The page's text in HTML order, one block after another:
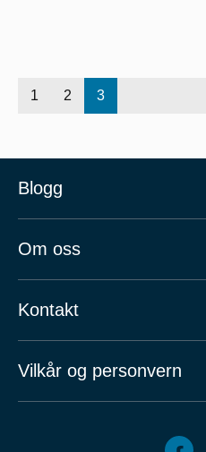
1 2 3
Blogg
Om oss
Kontakt
Vilkår og personvern